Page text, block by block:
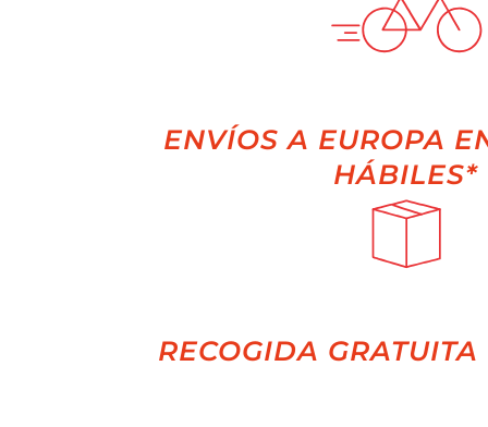
ENVÍOS A EUROPA
HÁBILES*
RECOGIDA